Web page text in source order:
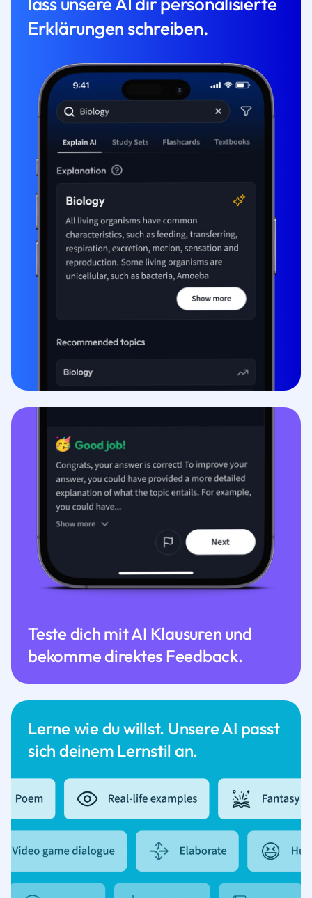
Erklärungen schreiben.
Lerne wie du willst. Unsere AI passt
sich deinem Lernstil an.
Teste dich mit AI Klausuren und
bekomme direktes Feedback.